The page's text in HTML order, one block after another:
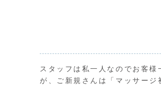
スタッフは私一人なのでお客
が、ご新規さんは「マッサー